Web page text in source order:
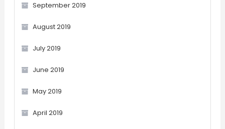
September 2019
August 2019
July 2019
June 2019
May 2019
April 2019